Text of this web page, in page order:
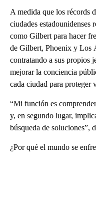
A medida que los récords
ciudades estadounidenses
como Gilbert para hacer
de Gilbert, Phoenix y Los
contratando a sus propios
mejorar la conciencia
cada ciudad para proteger
“Mi función es
y, en segundo lugar,
búsqueda de soluciones”,
¿Por qué el mundo se